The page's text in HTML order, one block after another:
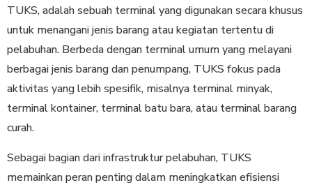
TUKS, adalah sebuah terminal yang digunakan secara khusus
untuk menangani jenis barang atau kegiatan tertentu di
pelabuhan. Berbeda dengan terminal umum yang melayani
berbagai jenis barang dan penumpang, TUKS fokus pada
aktivitas yang lebih spesifik, misalnya terminal minyak,
terminal kontainer, terminal batu bara, atau terminal barang
curah.
Sebagai bagian dari infrastruktur pelabuhan, TUKS
memainkan peran penting dalam meningkatkan efisiensi